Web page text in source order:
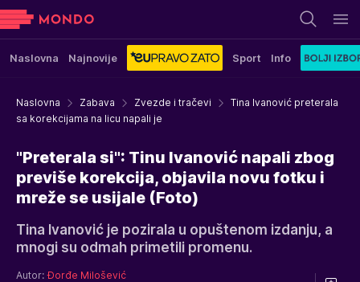
Naslovna Najnovije Sport Info
Naslovna Zabava Zvezde i tračevi
Tina Ivanović preterala
sa korekcijama na licu napali je
"Preterala si": Tinu Ivanović napali zbog
previše korekcija, objavila novu fotku i
mreže se usijale (Foto)
Tina Ivanović je pozirala u opuštenom izdanju, a
mnogi su odmah primetili promenu.
Autor: Đorđe Milošević